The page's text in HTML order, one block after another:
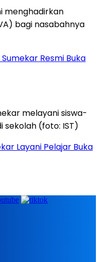
Resmi Buka
Layani Pelajar Buka